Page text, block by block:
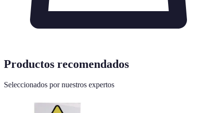
Productos recomendados
Seleccionados por nuestros expertos